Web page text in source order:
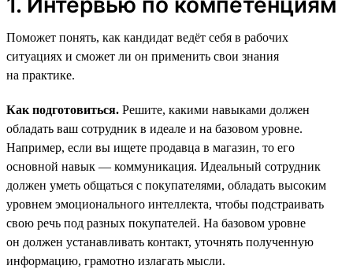
Поможет понять, как кандидат ведёт себя в рабочих
ситуациях и сможет ли он применить свои знания
на практике.
Как подготовиться. Решите, какими навыками должен
обладать ваш сотрудник в идеале и на базовом уровне.
Например, если вы ищете продавца в магазин, то его
основной навык — коммуникация. Идеальный сотрудник
должен уметь общаться с покупателями, обладать высоким
уровнем эмоционального интеллекта, чтобы подстраивать
свою речь под разных покупателей. На базовом уровне
он должен устанавливать контакт, уточнять полученную
информацию, грамотно излагать мысли.